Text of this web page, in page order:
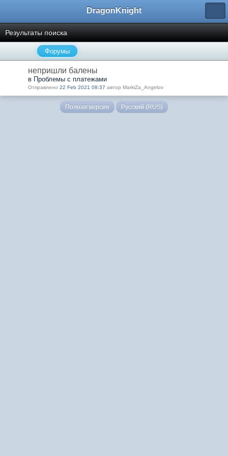
DragonKnight
Результаты поиска
Форумы
непришли балены
в Проблемы с платежами
Отправлено 22 Feb 2021 08:37 автор MarkiZa_Angelov
Полная версия Русский (RUS)